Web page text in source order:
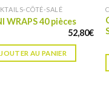
CÔTÉ-SALÉ
WRAPS 40 pièces
52,80€
AU PANIER